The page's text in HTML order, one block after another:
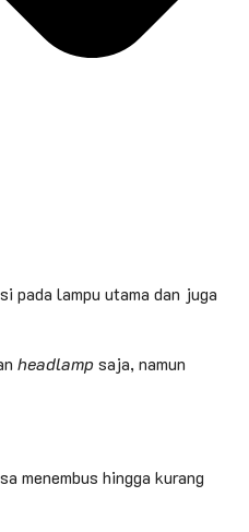
pada lampu utama dan juga
headlampsaja, namun
menembus hingga kurang